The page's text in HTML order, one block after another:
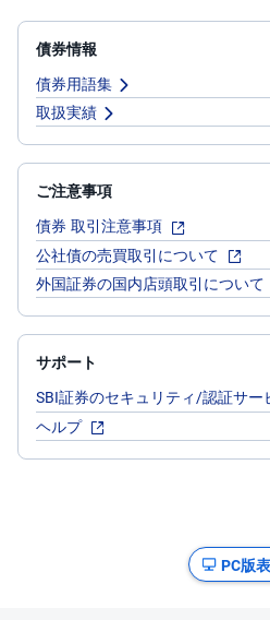
債券情報
債券用語集
取扱実績
ご注意事項
債券 取引注意事項
公社債の売買取引について
外国証券の国内店頭取引について
サポート
SBI証券のセキュリティ/認証サー
ヘルプ
PC版